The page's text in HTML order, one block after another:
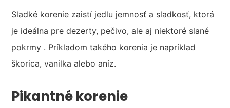
Sladké korenie zaistí jedlu jemnosť a sladkosť, ktorá
je ideálna pre dezerty, pečivo, ale aj niektoré slané
pokrmy . Príkladom takého korenia je napríklad
škorica, vanilka alebo aníz.
Pikantné korenie